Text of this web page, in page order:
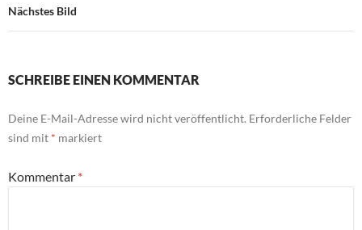
Nächstes Bild
SCHREIBE EINEN KOMMENTAR
Deine E-Mail-Adresse wird nicht veröffentlicht. Erforderliche Felder
sind mit * markiert
Kommentar *